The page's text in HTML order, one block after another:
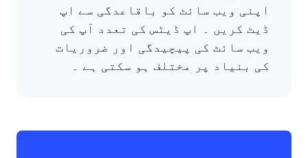
اپنی ویب سائٹ کو باقاعدگی سے اپ
ڈیٹ کریں ۔ اپ ڈیٹس کی تعدد آپ کی
ویب سائٹ کی پیچیدگی اور ضروریات
کی بنیاد پر مختلف ہو سکتی ہے ۔